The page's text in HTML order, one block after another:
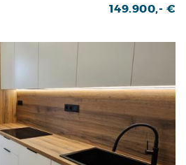
149.900,- €